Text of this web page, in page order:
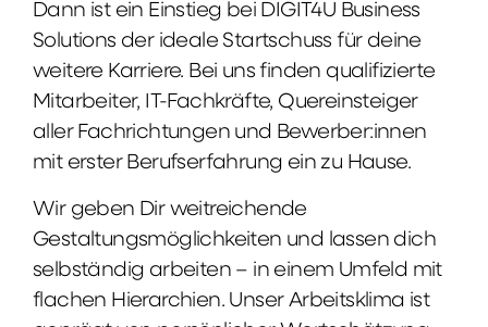
Dann ist ein Einstieg bei DIGIT4U Business
Solutions der ideale Startschuss für deine
weitere Karriere. Bei uns finden qualifizierte
Mitarbeiter, IT-Fachkräfte, Quereinsteiger
aller Fachrichtungen und Bewerber:innen
mit erster Berufserfahrung ein zu Hause.
Wir geben Dir weitreichende
Gestaltungsmöglichkeiten und lassen dich
selbständig arbeiten – in einem Umfeld mit
flachen Hierarchien. Unser Arbeitsklima ist